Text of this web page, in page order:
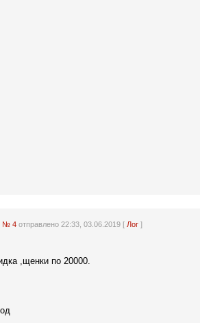
№ 4отправлено 22:33, 03.06.2019 [ Лог]
,щенки по 20000.